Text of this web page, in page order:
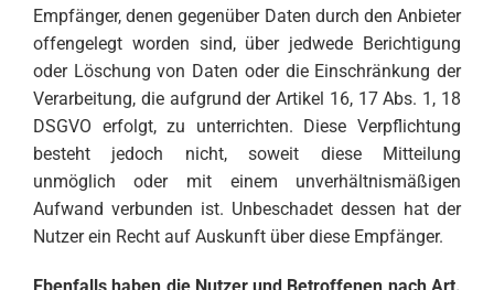
Empfänger, denen gegenüber Daten durch den Anbieter
offengelegt worden sind, über jedwede Berichtigung
oder Löschung von Daten oder die Einschränkung der
Verarbeitung, die aufgrund der Artikel 16, 17 Abs. 1, 18
DSGVO erfolgt, zu unterrichten. Diese Verpflichtung
besteht jedoch nicht, soweit diese Mitteilung
unmöglich oder mit einem unverhältnismäßigen
Aufwand verbunden ist. Unbeschadet dessen hat der
Nutzer ein Recht auf Auskunft über diese Empfänger.